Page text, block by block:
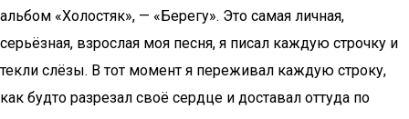
альбом «Холостяк», — «Берегу». Это самая личная,
серьёзная, взрослая моя песня, я писал каждую строчку и
текли слёзы. В тот момент я переживал каждую строку,
как будто разрезал своё сердце и доставал оттуда по